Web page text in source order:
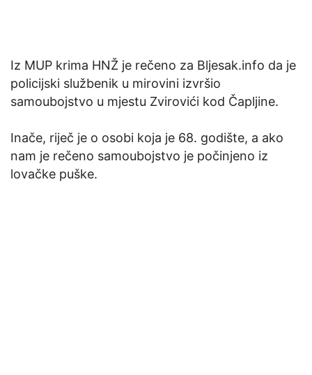
Iz MUP krima HNŽ je rečeno za Bljesak.info da je
policijski službenik u mirovini izvršio
samoubojstvo u mjestu Zvirovići kod Čapljine.
Inače, riječ je o osobi koja je 68. godište, a ako
nam je rečeno samoubojstvo je počinjeno iz
lovačke puške.